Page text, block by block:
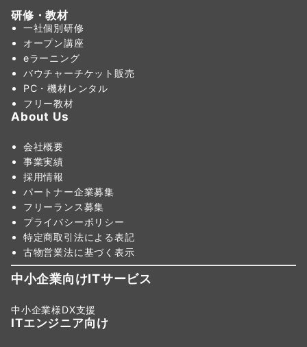
研修・教材
一社個別研修
オープン講座
eラーニング
バウチャーチケット販売
PC・機材レンタル
フリー教材
About Us
会社概要
事業実績
採用情報
パートナー企業募集
フリーランス募集
プライバシーポリシー
特定商取引法による表記
古物営業法に基づく表示
中小企業向けITサービス
中小企業様DX支援
ITエンジニア向け